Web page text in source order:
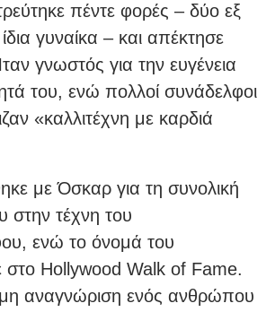
πέντε φορές – δύο εξ
γυναίκα – και απέκτησε
γνωστός για την ευγένεια
του, ενώ πολλοί συνάδελφοι
«καλλιτέχνη με καρδιά
με Όσκαρ για τη συνολική
στην τέχνη του
ενώ το όνομά του
στο Hollywood Walk of Fame.
αναγνώριση ενός ανθρώπου